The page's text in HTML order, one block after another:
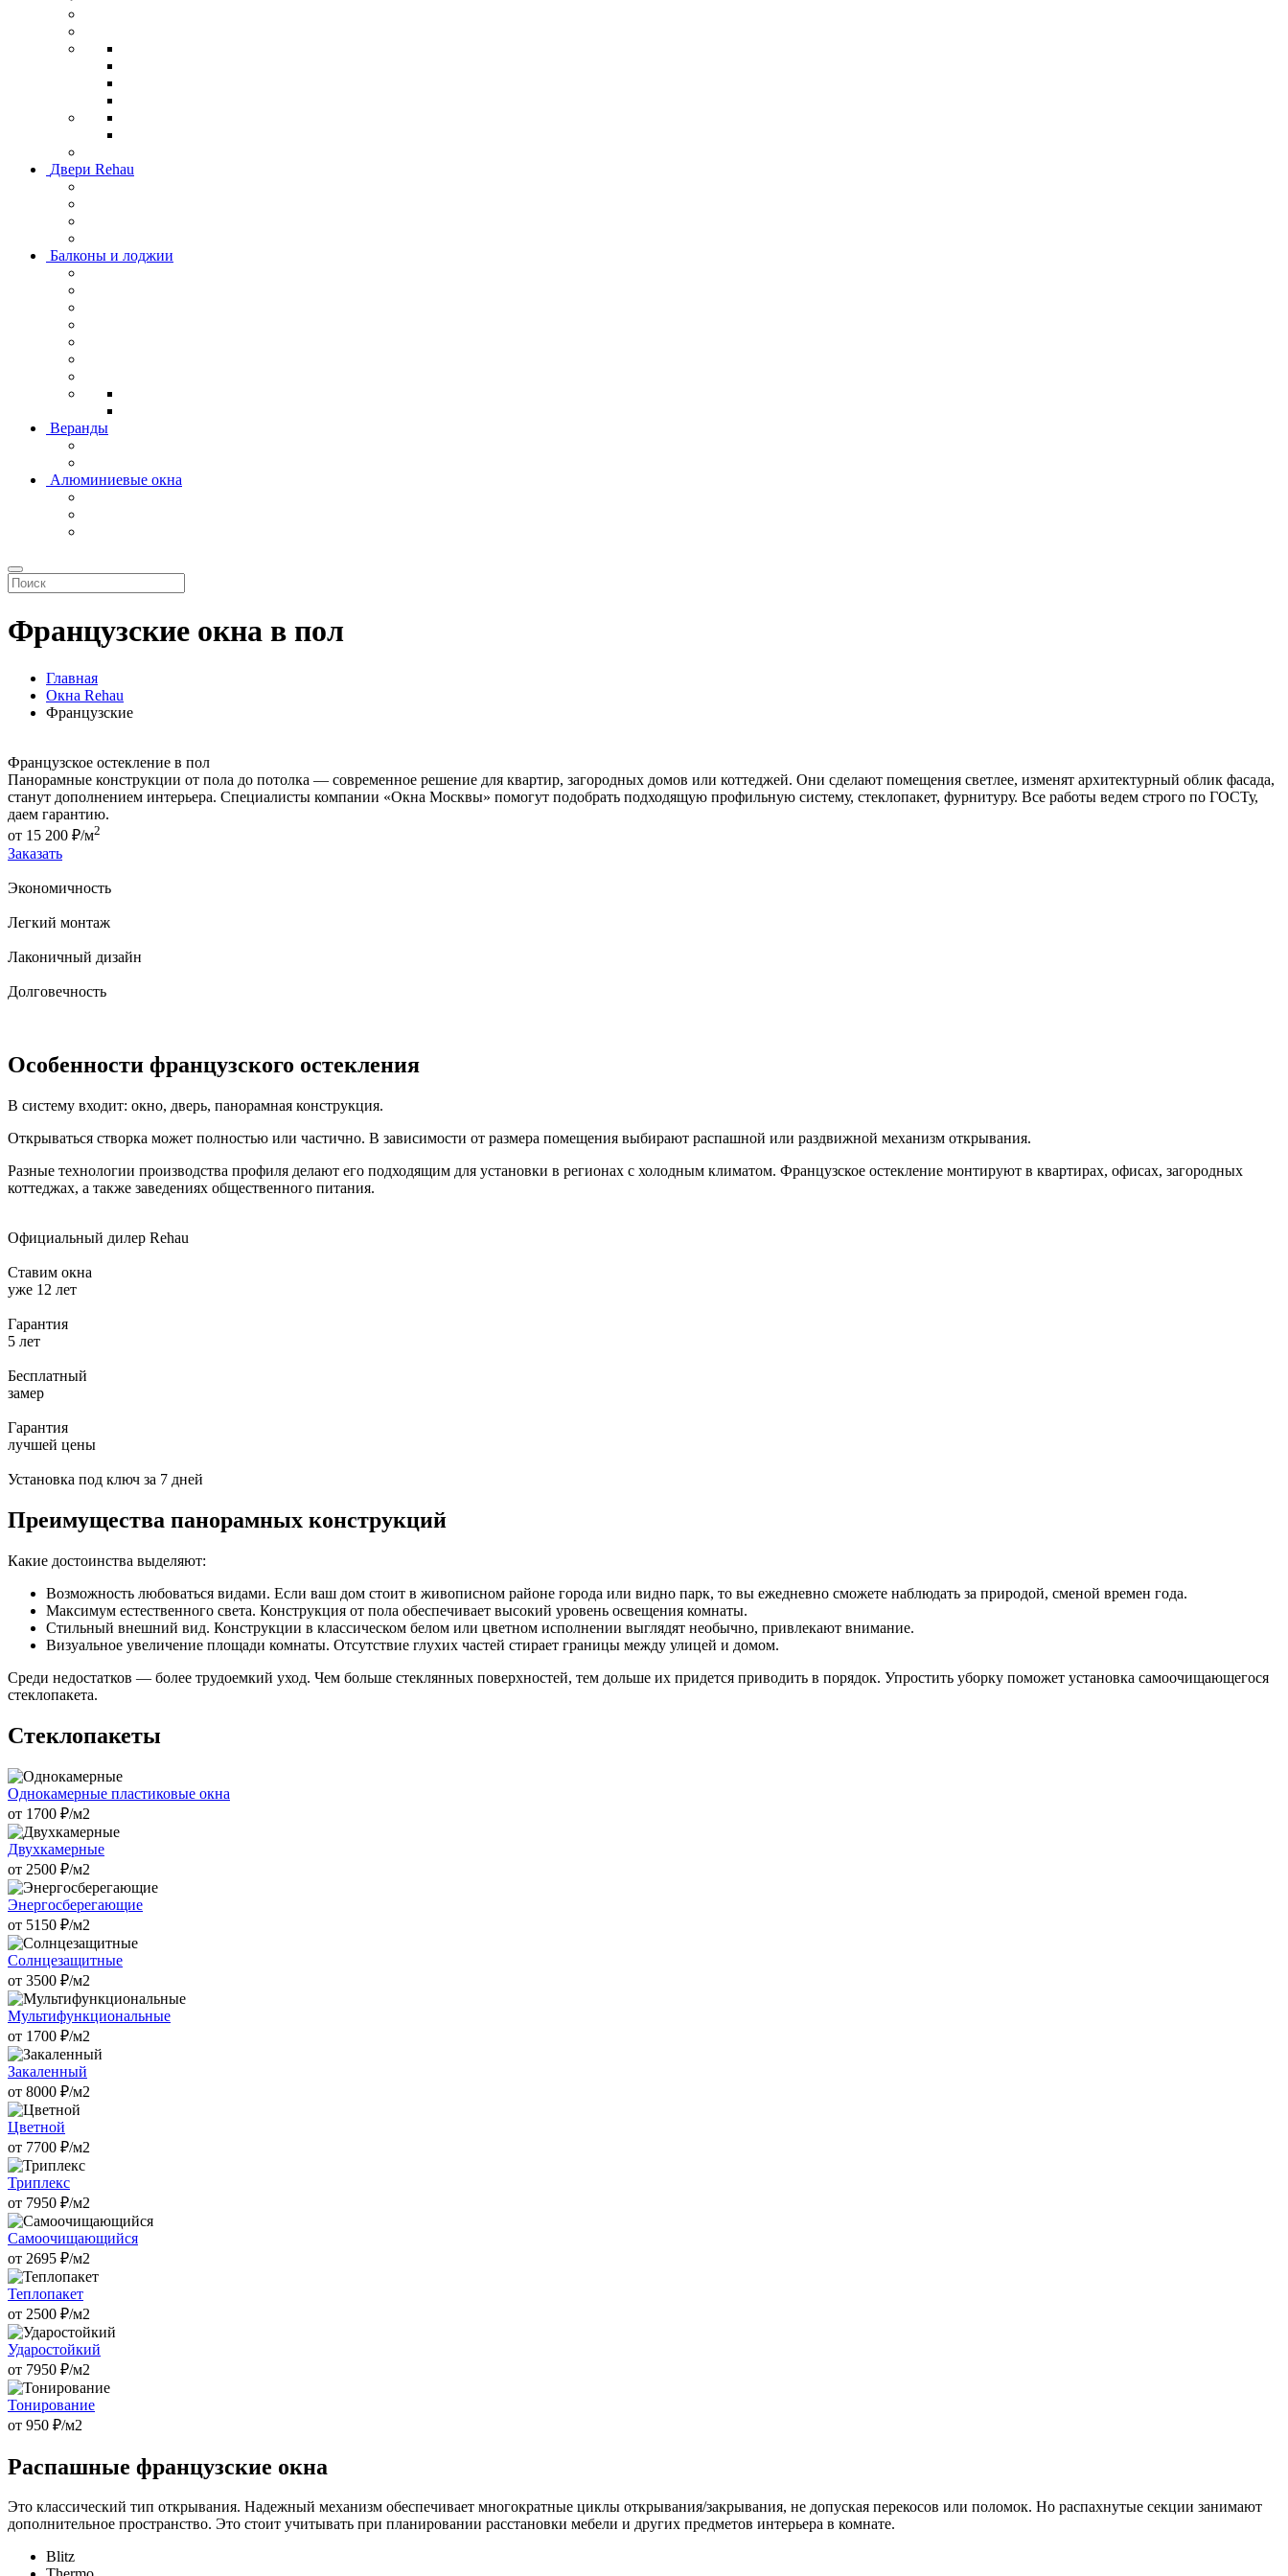
Двери Rehau
Балконы и лоджии
Веранды
Алюминиевые окна
Французские окна в пол
Главная
Окна Rehau
Французские
Французское остекление в пол
Панорамные конструкции от пола до потолка — современное решение для квартир, загородных домов или коттеджей. Они сделают помещения светлее, изменят архитектурный облик фасада,
станут дополнением интерьера. Специалисты компании «Окна Москвы» помогут подобрать подходящую профильную систему, стеклопакет, фурнитуру. Все работы ведем строго по ГОСТу,
даем гарантию.
от 15 200 ₽/м2
Заказать
Экономичность
Легкий монтаж
Лаконичный дизайн
Долговечность
Особенности французского остекления
В систему входит: окно, дверь, панорамная конструкция.
Открываться створка может полностью или частично. В зависимости от размера помещения выбирают распашной или раздвижной механизм открывания.
Разные технологии производства профиля делают его подходящим для установки в регионах с холодным климатом. Французское остекление монтируют в квартирах, офисах, загородных
коттеджах, а также заведениях общественного питания.
Официальный дилер Rehau
Ставим окна
уже 12 лет
Гарантия
5 лет
Бесплатный
замер
Гарантия
лучшей цены
Установка под ключ за 7 дней
Преимущества панорамных конструкций
Какие достоинства выделяют:
Возможность любоваться видами. Если ваш дом стоит в живописном районе города или видно парк, то вы ежедневно сможете наблюдать за природой, сменой времен года.
Максимум естественного света. Конструкция от пола обеспечивает высокий уровень освещения комнаты.
Стильный внешний вид. Конструкции в классическом белом или цветном исполнении выглядят необычно, привлекают внимание.
Визуальное увеличение площади комнаты. Отсутствие глухих частей стирает границы между улицей и домом.
Среди недостатков — более трудоемкий уход. Чем больше стеклянных поверхностей, тем дольше их придется приводить в порядок. Упростить уборку поможет установка самоочищающегося
стеклопакета.
Стеклопакеты
Однокамерные пластиковые окна
от 1700 ₽/м2
Двухкамерные
от 2500 ₽/м2
Энергосберегающие
от 5150 ₽/м2
Солнцезащитные
от 3500 ₽/м2
Мультифункциональные
от 1700 ₽/м2
Закаленный
от 8000 ₽/м2
Цветной
от 7700 ₽/м2
Триплекс
от 7950 ₽/м2
Самоочищающийся
от 2695 ₽/м2
Теплопакет
от 2500 ₽/м2
Ударостойкий
от 7950 ₽/м2
Тонирование
от 950 ₽/м2
Распашные французские окна
Это классический тип открывания. Надежный механизм обеспечивает многократные циклы открывания/закрывания, не допуская перекосов или поломок. Но распахнутые секции занимают
дополнительное пространство. Это стоит учитывать при планировании расстановки мебели и других предметов интерьера в комнате.
Blitz